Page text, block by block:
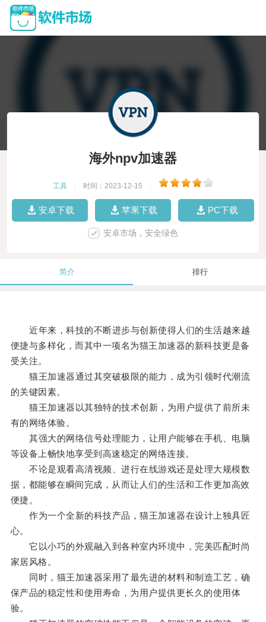
海外npv加速器
工具 时间：2023-12-15
安卓下载 苹果下载 PC下载
安卓市场，安全绿色
简介 排行
近年来，科技的不断进步与创新使得人们的生活越来越
便捷与多样化，而其中一项名为猫王加速器的新科技更是备
受关注。
猫王加速器通过其突破极限的能力，成为引领时代潮流
的关键因素。
猫王加速器以其独特的技术创新，为用户提供了前所未
有的网络体验。
其强大的网络信号处理能力，让用户能够在手机、电脑
等设备上畅快地享受到高速稳定的网络连接。
不论是观看高清视频、进行在线游戏还是处理大规模数
据，都能够在瞬间完成，从而让人们的生活和工作更加高效
便捷。
作为一个全新的科技产品，猫王加速器在设计上独具匠
心。
它以小巧的外观融入到各种室内环境中，完美匹配时尚
家居风格。
同时，猫王加速器采用了最先进的材料和制造工艺，确
保产品的稳定性和使用寿命，为用户提供更长久的使用体
验。